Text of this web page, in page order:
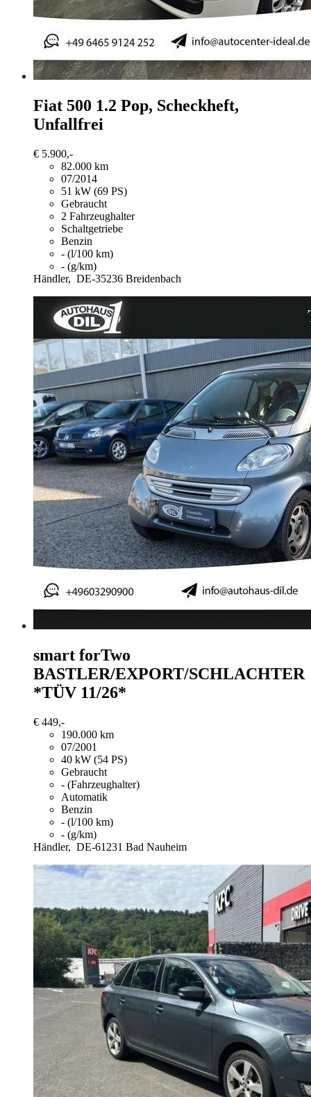
Fiat 500 1.2 Pop, Scheckheft,
Unfallfrei
€ 5.900,-
82.000 km
07/2014
51 kW (69 PS)
Gebraucht
2 Fahrzeughalter
Schaltgetriebe
Benzin
- (l/100 km)
- (g/km)
Händler, DE-35236 Breidenbach
smart forTwo
BASTLER/EXPORT/SCHLACHTER
*TÜV 11/26*
€ 449,-
190.000 km
07/2001
40 kW (54 PS)
Gebraucht
- (Fahrzeughalter)
Automatik
Benzin
- (l/100 km)
- (g/km)
Händler, DE-61231 Bad Nauheim